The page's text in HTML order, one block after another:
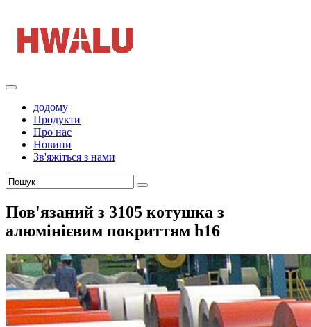
додому
Продукти
Про нас
Новини
Зв'яжіться з нами
Пов'язаний з 3105 котушка з
алюмінієвим покриттям h16